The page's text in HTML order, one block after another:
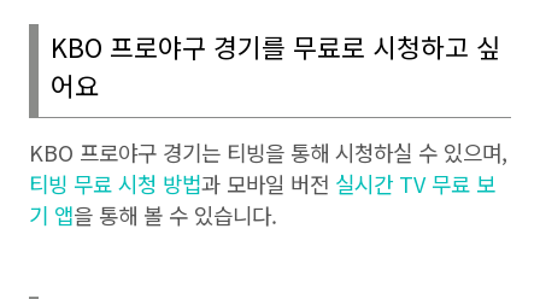
KBO 프로야구 경기를 무료로 시청하고 싶
어요
KBO 프로야구 경기는 티빙을 통해 시청하실 수 있으며,
티빙 무료 시청 방법과 모바일 버전 실시간 TV무료 보
기 앱을 통해 볼 수 있습니다.